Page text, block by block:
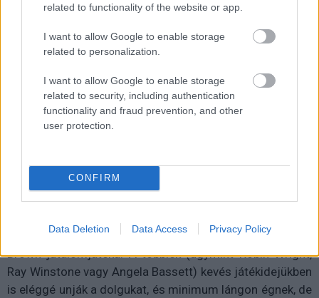
related to functionality of the website or app.
I want to allow Google to enable storage
related to personalization.
I want to allow Google to enable storage
related to security, including authentication
functionality and fraud prevention, and other
user protection.
CONFIRM
Data Deletion Data Access Privacy Policy
Rengeteg hír, cikk és kritika vár ezen kívül is a
Puliwoodon. Iratkozz fel a hírlevelünkre, mert
kiválogatjuk neked azokat, amikről biztosan nem
Kijelentem, hogy az
Alig lehet szót ejteni a színészi alakításokról, elvégre ez
Brown jutalomjátéka. A többiek (úgymint Robin Wright,
Ray Winstone vagy Angela Bassett) kevés játékidejükben
is eléggé unják a dolgukat, és minimum lángon égnek, de